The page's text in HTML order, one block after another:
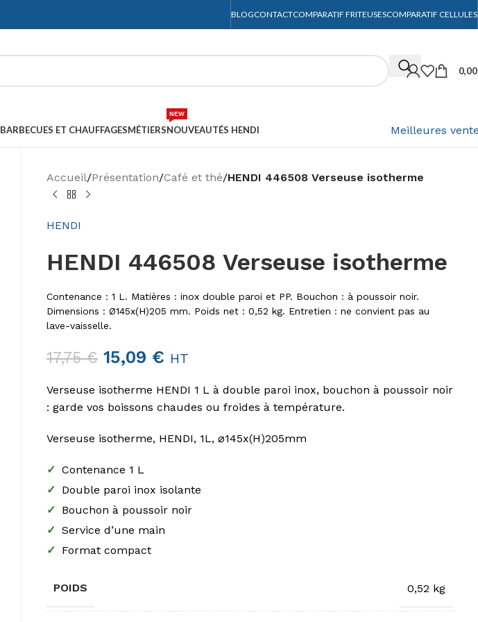
BLOGCONTACTCOMPARATIF FRITEUSESCOMPARATIF CELLULES
BARBECUES ET CHAUFFAGESMÉTIERSNOUVEAUTÉS HENDI
NEW
Meilleures
Accueil/Présentation/Café et thé/HENDI 446508 Verseuse isotherme
HENDI
HENDI 446508 Verseuse isotherme
Contenance : 1 L. Matières : inox double paroi et PP. Bouchon : à poussoir noir.
Dimensions : Ø145x(H)205 mm. Poids net : 0,52 kg. Entretien : ne convient pas au
lave-vaisselle.
17,75€ 15,09 € HT
Verseuse isotherme HENDI 1 L à double paroi inox, bouchon à poussoir noir
: garde vos boissons chaudes ou froides à température.
Verseuse isotherme, HENDI, 1L, ⌀145x(H)205mm
✓ Contenance 1 L
✓ Double paroi inox isolante
✓ Bouchon à poussoir noir
✓ Service d’une main
✓ Format compact
POIDS 0,52 kg